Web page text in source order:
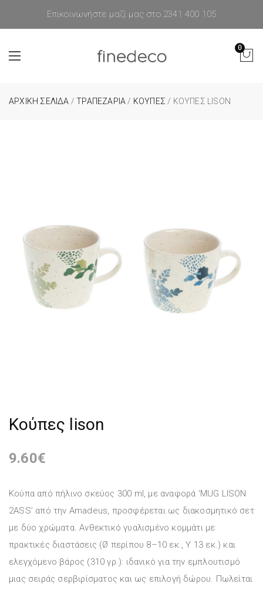
Επικοινωνήστε μαζί μας στο 2341 400 105
0
ΑΡΧΙΚΉ ΣΕΛΊΔΑ /ΤΡΑΠΕΖΑΡΙΑ / ΚΟΥΠΕΣ / ΚΟΎΠΕΣ LISON
Κούπες lison
9.60€
Κούπα από πήλινο σκεύος 300 ml, με αναφορά ‘MUG LISON
2ASS’ από την Amadeus, προσφέρεται ως διακοσμητικό σετ
με δύο χρώματα. Ανθεκτικό γυαλισμένο κομμάτι με
πρακτικές διαστάσεις (Ø περίπου 8–10 εκ., Υ 13 εκ.) και
ελεγχόμενο βάρος (310 γρ.): ιδανικό για την εμπλουτισμό
μιας σειράς σερβιρίσματος και ως επιλογή δώρου. Πωλείται